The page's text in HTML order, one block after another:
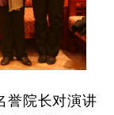
誉院长对演讲